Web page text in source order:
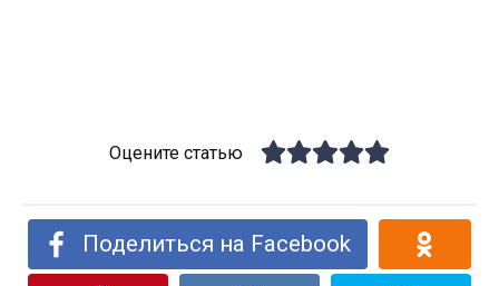
Оцените статью
Поделиться на Facebook